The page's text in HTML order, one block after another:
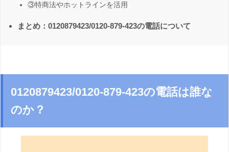
③特商法やホットラインを活用
まとめ：0120879423/0120-879-423の電話について
0120879423/0120-879-423の電話は誰な
のか？